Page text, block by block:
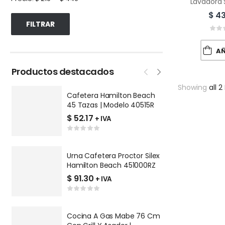
FILTRAR
Productos destacados
Cafetera Hamilton Beach
45 Tazas | Modelo 40515R
$ 52.17 + IVA
Urna Cafetera Proctor Silex
Hamilton Beach 451000RZ
$ 91.30 + IVA
Cocina A Gas Mabe 76 Cm
$
Showing all 2